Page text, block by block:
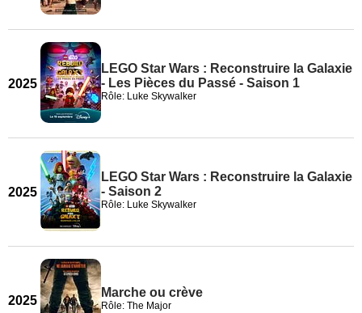
2025
LEGO Star Wars : Reconstruire la Galaxie
- Les Pièces du Passé - Saison 1
Rôle: Luke Skywalker
2025
LEGO Star Wars : Reconstruire la Galaxie
- Saison 2
Rôle: Luke Skywalker
2025
Marche ou crève
Rôle: The Major